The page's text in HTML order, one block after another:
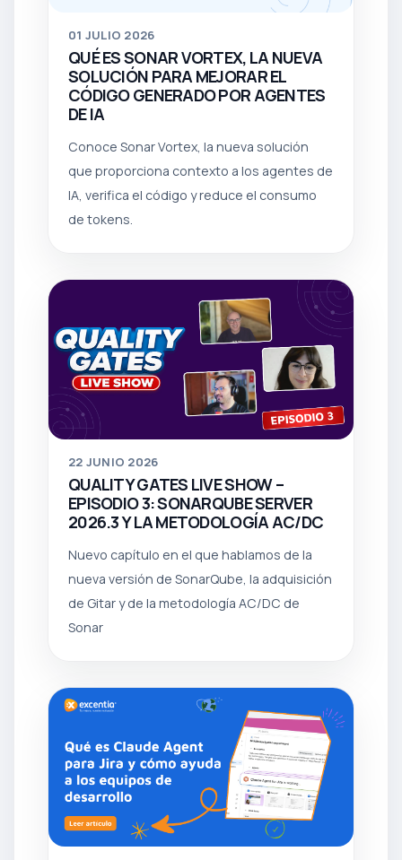
01 JULIO 2026
QUÉ ES SONAR VORTEX, LA NUEVA
SOLUCIÓN PARA MEJORAR EL
CÓDIGO GENERADO POR AGENTES
DE IA
Conoce Sonar Vortex, la nueva solución
que proporciona contexto a los agentes de
IA, verifica el código y reduce el consumo
de tokens.
22 JUNIO 2026
QUALITY GATES LIVE SHOW –
EPISODIO 3: SONARQUBE SERVER
2026.3 Y LA METODOLOGÍA AC/DC
Nuevo capítulo en el que hablamos de la
nueva versión de SonarQube, la adquisición
de Gitar y de la metodología AC/DC de
Sonar